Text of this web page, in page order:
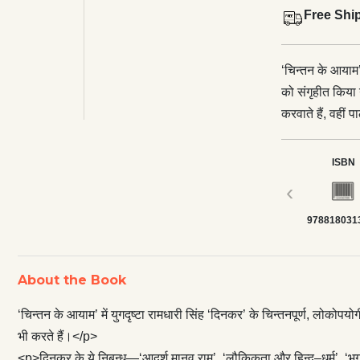
Free
‘चिन्तन के
को संगृहीत
करवाते हैं, वहीं
‘शान्ति की
‘स्वतंत्रता के
‘इल्म की
‘आधुनिकीकरण’,
हमारा
नए आयामों के
‹
ISBN
About the Book
‘चिन्तन के आयाम’ में युगदृष्टा रामधारी सिंह ‘दिनकर’ के चिन्तनपूर्ण,
भी करते हैं।</p>